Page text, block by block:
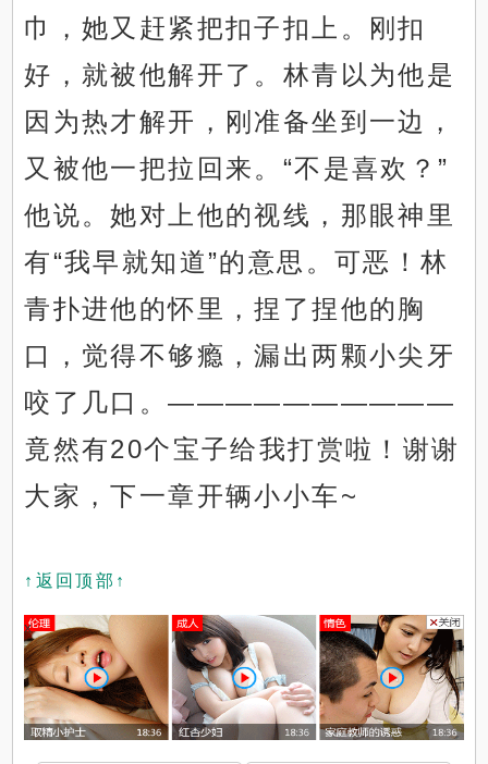
巾，她又赶紧把扣子扣上。刚扣
好，就被他解开了。林青以为他是
因为热才解开，刚准备坐到一边，
又被他一把拉回来。“不是喜欢？”
他说。她对上他的视线，那眼神里
有“我早就知道”的意思。可恶！林
青扑进他的怀里，捏了捏他的胸
口，觉得不够瘾，漏出两颗小尖牙
咬了几口。——————————
竟然有20个宝子给我打赏啦！谢谢
大家，下一章开辆小小车~
↑返回顶部↑
x